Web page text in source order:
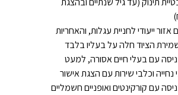
אזור ייעודי לחניית עגלות, והאחריות
הציוד חלה על בעליו בלבד
עם בעלי חיים אסורה, למעט
נחייה וכלבי שירות עם הצגת אישור
עם קורקינטים ואופניים חשמליים